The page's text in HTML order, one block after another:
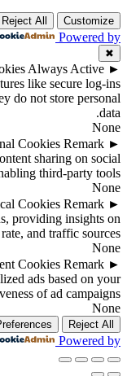
Customize
Reject All
Powered by
✖
►
Always Active
like secure log-ins
do not store personal
data.
None
►
Cookies Remark
sharing on social
third-party tools.
None
►
Cookies Remark
providing insights on
and traffic sources.
None
►
Cookies Remark
ads based on your
of ad campaigns.
None
Reject All
Powered by